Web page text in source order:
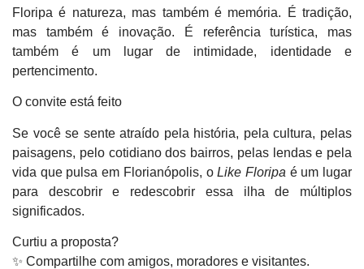
Floripa é natureza, mas também é memória. É tradição,
mas também é inovação. É referência turística, mas
também é um lugar de intimidade, identidade e
pertencimento.
O convite está feito
Se você se sente atraído pela história, pela cultura, pelas
paisagens, pelo cotidiano dos bairros, pelas lendas e pela
vida que pulsa em Florianópolis, oLike Floripa é um lugar
para descobrir e redescobrir essa ilha de múltiplos
significados.
Curtiu a proposta?
✨ Compartilhe com amigos, moradores e visitantes.